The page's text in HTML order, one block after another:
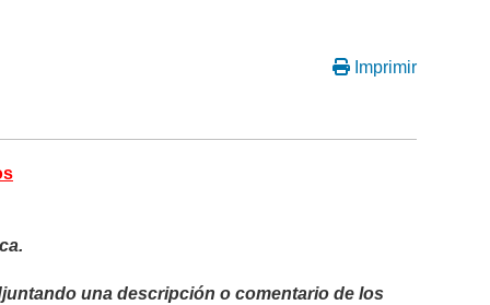
Imprimir
una descripción o comentario de los